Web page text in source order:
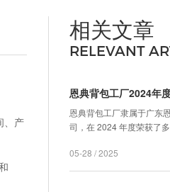
、产
相关文章
RELEVANT
恩典背包工厂2024年
恩典背包工厂隶属于广东
司，在 2024 年度荣获了
05-28 / 2025